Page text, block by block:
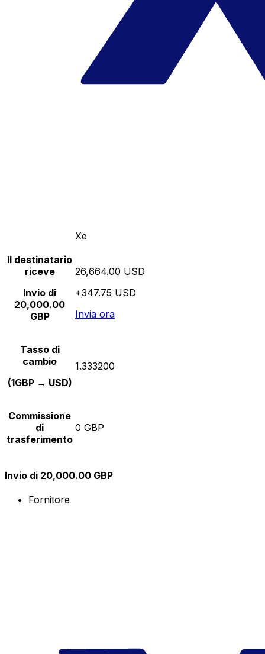
Xe
Il destinatario
riceve
Invio di
20,000.00
GBP
26,664.00 USD
+347.75 USD
Invia ora
Tasso di
cambio
(1GBP → USD)
1.333200
Commissione
di
trasferimento
0 GBP
Invio di 20,000.00 GBP
Fornitore